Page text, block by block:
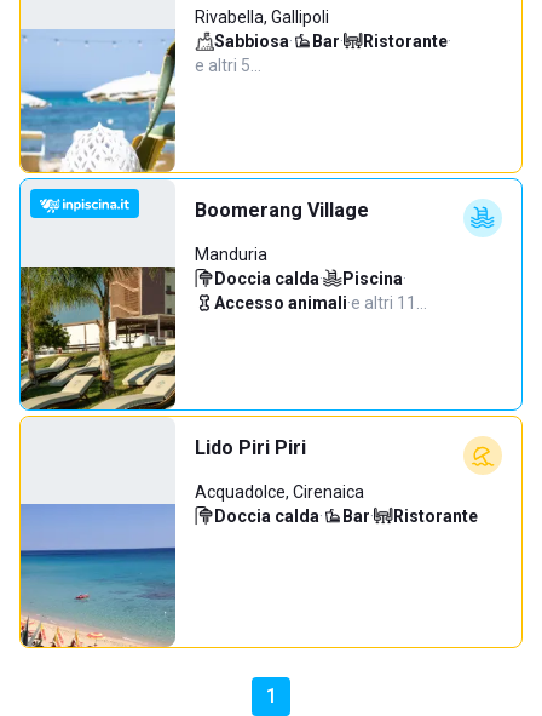
Rivabella, Gallipoli
Sabbiosa· Bar· Ristorante·
e altri 5…
Boomerang Village
Manduria
Doccia calda· Piscina·
Accesso animali·e altri 11…
Lido Piri Piri
Acquadolce, Cirenaica
Doccia calda· Bar· Ristorante
1